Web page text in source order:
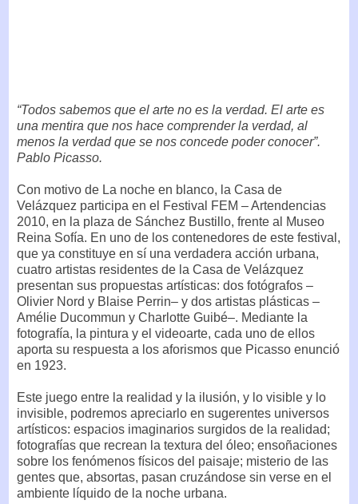
“Todos sabemos que el arte no es la verdad. El arte es
una mentira que nos hace comprender la verdad, al
menos la verdad que se nos concede poder conocer”.
Pablo Picasso.
Con motivo de La noche en blanco, la Casa de
Velázquez participa en el Festival FEM – Artendencias
2010, en la plaza de Sánchez Bustillo, frente al Museo
Reina Sofía. En uno de los contenedores de este festival,
que ya constituye en sí una verdadera acción urbana,
cuatro artistas residentes de la Casa de Velázquez
presentan sus propuestas artísticas: dos fotógrafos –
Olivier Nord y Blaise Perrin– y dos artistas plásticas –
Amélie Ducommun y Charlotte Guibé–. Mediante la
fotografía, la pintura y el videoarte, cada uno de ellos
aporta su respuesta a los aforismos que Picasso enunció
en 1923.
Este juego entre la realidad y la ilusión, y lo visible y lo
invisible, podremos apreciarlo en sugerentes universos
artísticos: espacios imaginarios surgidos de la realidad;
fotografías que recrean la textura del óleo; ensoñaciones
sobre los fenómenos físicos del paisaje; misterio de las
gentes que, absortas, pasan cruzándose sin verse en el
ambiente líquido de la noche urbana.